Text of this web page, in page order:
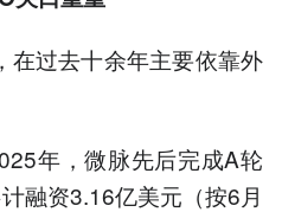
在过去十余年主要依靠外
年，微脉先后完成A轮
融资3.16亿美元（按6月